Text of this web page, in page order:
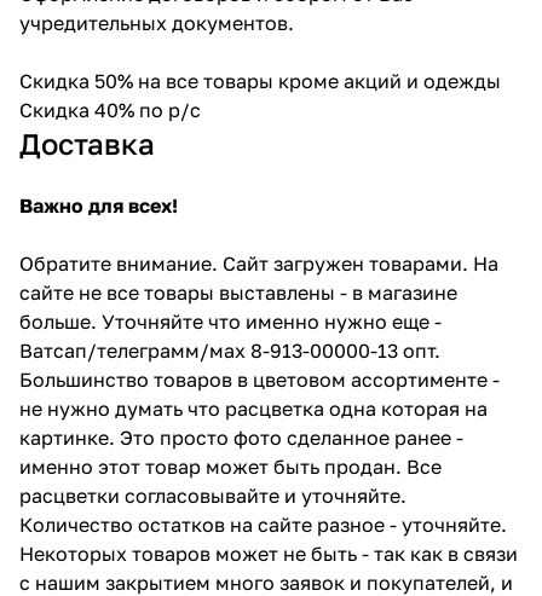
учредительных документов.
Скидка 50% на все товары кроме акций и одежды
Скидка 40% по р/с
Доставка
Важно для всех!
Обратите внимание. Сайт загружен товарами. На
сайте не все товары выставлены - в магазине
больше. Уточняйте что именно нужно еще -
Ватсап/телеграмм/мах 8-913-00000-13 опт.
Большинство товаров в цветовом ассортименте -
не нужно думать что расцветка одна которая на
картинке. Это просто фото сделанное ранее -
именно этот товар может быть продан. Все
расцветки согласовывайте и уточняйте.
Количество остатков на сайте разное - уточняйте.
Некоторых товаров может не быть - так как в связи
с нашим закрытием много заявок и покупателей, и